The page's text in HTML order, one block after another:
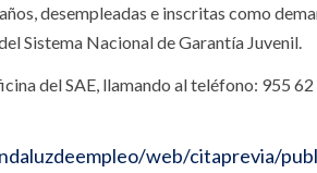
desempleadas e inscritas como
Sistema Nacional de Garantía Juvenil.
del SAE, llamando al teléfono: 955
web/citaprevia/